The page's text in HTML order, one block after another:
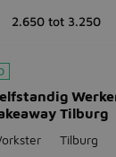
2.650 tot 3.250
Tilburg
Tilburg